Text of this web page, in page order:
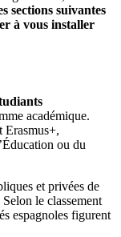
sections suivantes
à vous installer
académique.
Erasmus+,
ou du
et privées de
Selon le classement
espagnoles figurent